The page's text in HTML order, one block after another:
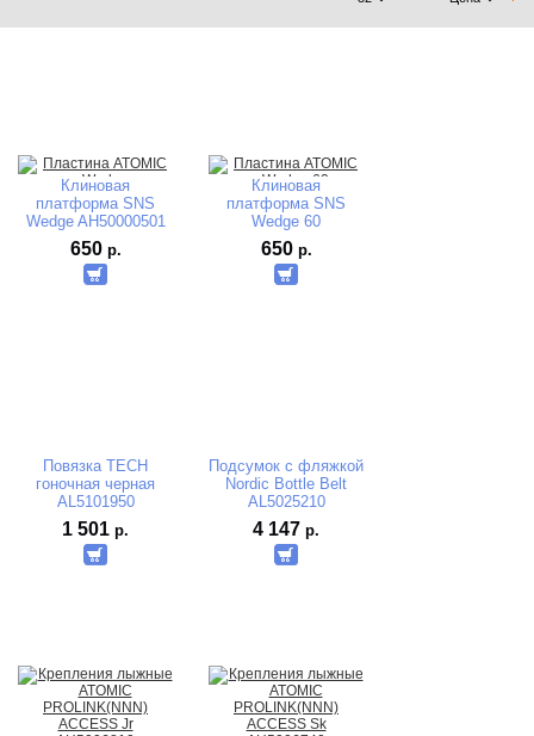
Клиновая
платформа SNS
Wedge AH50000501
650 р.
Клиновая
платформа SNS
Wedge 60
AH50000521
650 р.
Повязка TECH
гоночная черная
AL5101950
1 501 р.
Подсумок с фляжкой
Nordic Bottle Belt
AL5025210
4 147 р.